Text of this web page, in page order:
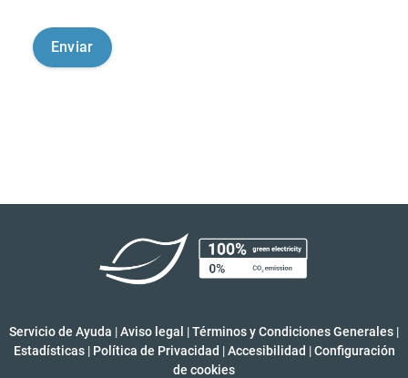
Servicio de Ayuda |Aviso legal |Términos y Condiciones Generales |
Estadísticas | Política de Privacidad | Accesibilidad | Configuración
de cookies